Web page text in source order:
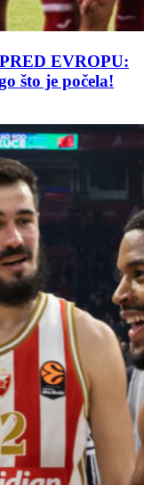
EVROPU:
što je počela!